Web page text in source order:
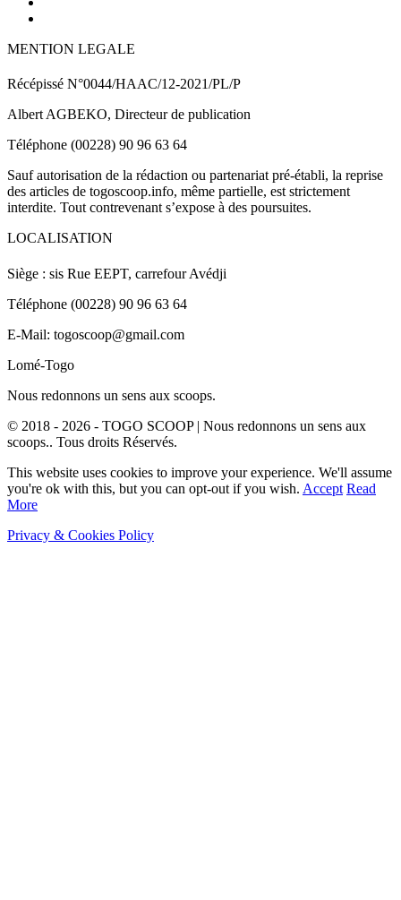
MENTION LEGALE
Récépissé N°0044/HAAC/12-2021/PL/P
Albert AGBEKO, Directeur de publication
Téléphone (00228) 90 96 63 64
Sauf autorisation de la rédaction ou partenariat pré-établi, la reprise
des articles de togoscoop.info, même partielle, est strictement
interdite. Tout contrevenant s’expose à des poursuites.
LOCALISATION
Siège : sis Rue EEPT, carrefour Avédji
Téléphone (00228) 90 96 63 64
E-Mail: togoscoop@gmail.com
Lomé-Togo
Nous redonnons un sens aux scoops.
© 2018 - 2026 - TOGO SCOOP | Nous redonnons un sens aux
scoops.. Tous droits Réservés.
This website uses cookies to improve your experience. We'll assume
you're ok with this, but you can opt-out if you wish. Accept Read
More
Privacy & Cookies Policy